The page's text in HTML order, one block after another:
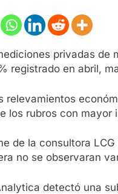
privadas
registrado en abril,
relevamientos
los rubros con mayor
de la consultora
no se observaran
detectó una